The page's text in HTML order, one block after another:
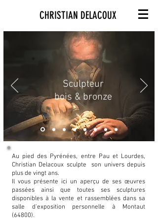
CHRISTIAN DELACOUX
Sculpteur
bois & bronze
Au pied des Pyrénées, entre Pau et Lourdes,
Christian Delacoux sculpte son univers depuis
plus de vingt ans.
Il vous présente ici un aperçu de ses œuvres
passées ainsi que toutes ses sculptures
disponibles à la vente et rassemblées dans sa
salle d'exposition personnelle à Montaut
(64800).